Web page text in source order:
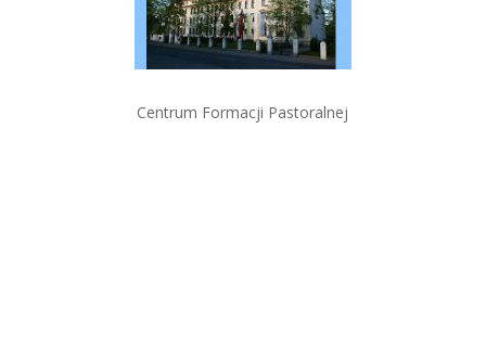
Centrum Formacji Pastoralnej